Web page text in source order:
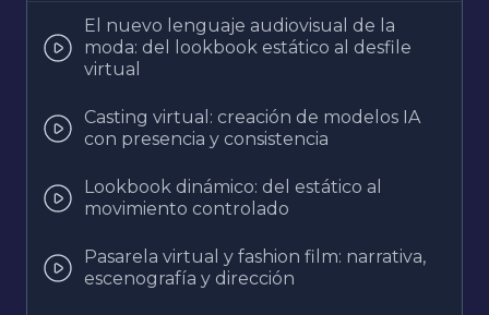
El nuevo lenguaje audiovisual de la
moda: del lookbook estático al desfile
virtual
Casting virtual: creación de modelos IA
con presencia y consistencia
Lookbook dinámico: del estático al
movimiento controlado
Pasarela virtual y fashion film: narrativa,
escenografía y dirección